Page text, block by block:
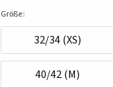
Größe:
32/34 (XS)
40/42 (M)